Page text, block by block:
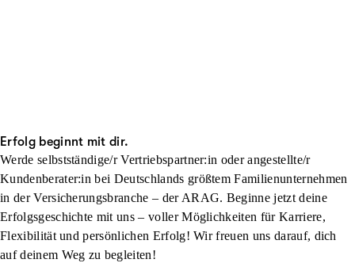
Erfolg beginnt mit dir.
Werde selbstständige/r Vertriebspartner:in oder angestellte/r
Kundenberater:in bei Deutschlands größtem Familienunternehmen
in der Versicherungsbranche – der ARAG. Beginne jetzt deine
Erfolgsgeschichte mit uns – voller Möglichkeiten für Karriere,
Flexibilität und persönlichen Erfolg! Wir freuen uns darauf, dich
auf deinem Weg zu begleiten!